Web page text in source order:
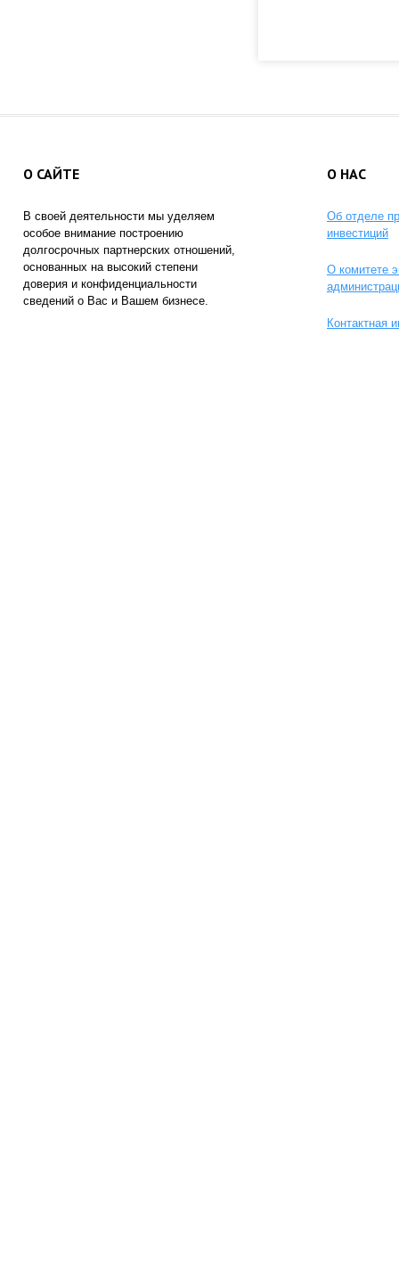
О САЙТЕ
В своей деятельности мы уделяем
особое внимание построению
долгосрочных партнерских отношений,
основанных на высокий степени
доверия и конфиденциальности
сведений о Вас и Вашем бизнесе.
О НАС
Об отделе
инвестиций
О комитете
Контактная